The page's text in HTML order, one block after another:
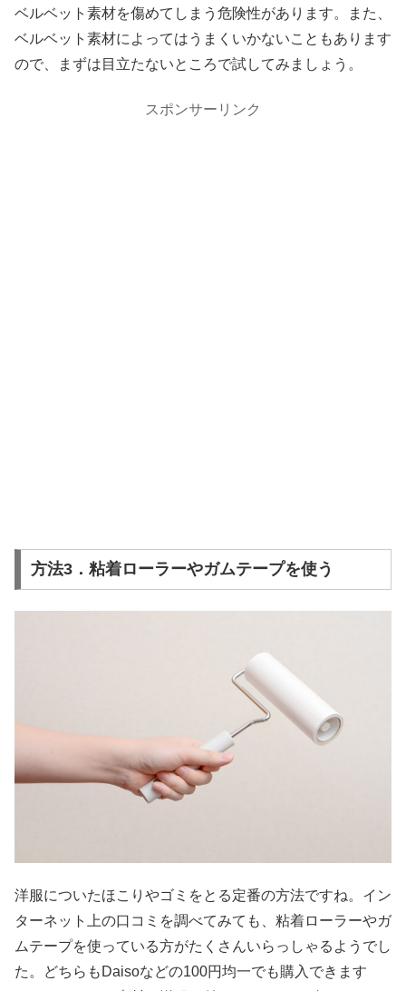
ベルベット素材を傷めてしまう危険性があります。また、
ベルベット素材によってはうまくいかないこともあります
ので、まずは目立たないところで試してみましょう。
スポンサーリンク
方法3．粘着ローラーやガムテープを使う
洋服についたほこりやゴミをとる定番の方法ですね。イン
ターネット上の口コミを調べてみても、粘着ローラーやガ
ムテープを使っている方がたくさんいらっしゃるようでし
た。どちらもDaisoなどの100円均一でも購入できます